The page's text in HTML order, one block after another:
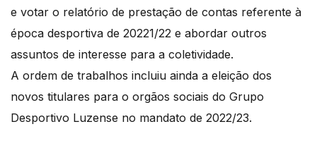
e votar o relatório de prestação de contas referente à
época desportiva de 20221/22 e abordar outros
assuntos de interesse para a coletividade.
A ordem de trabalhos incluiu ainda a eleição dos
novos titulares para o orgãos sociais do Grupo
Desportivo Luzense no mandato de 2022/23.